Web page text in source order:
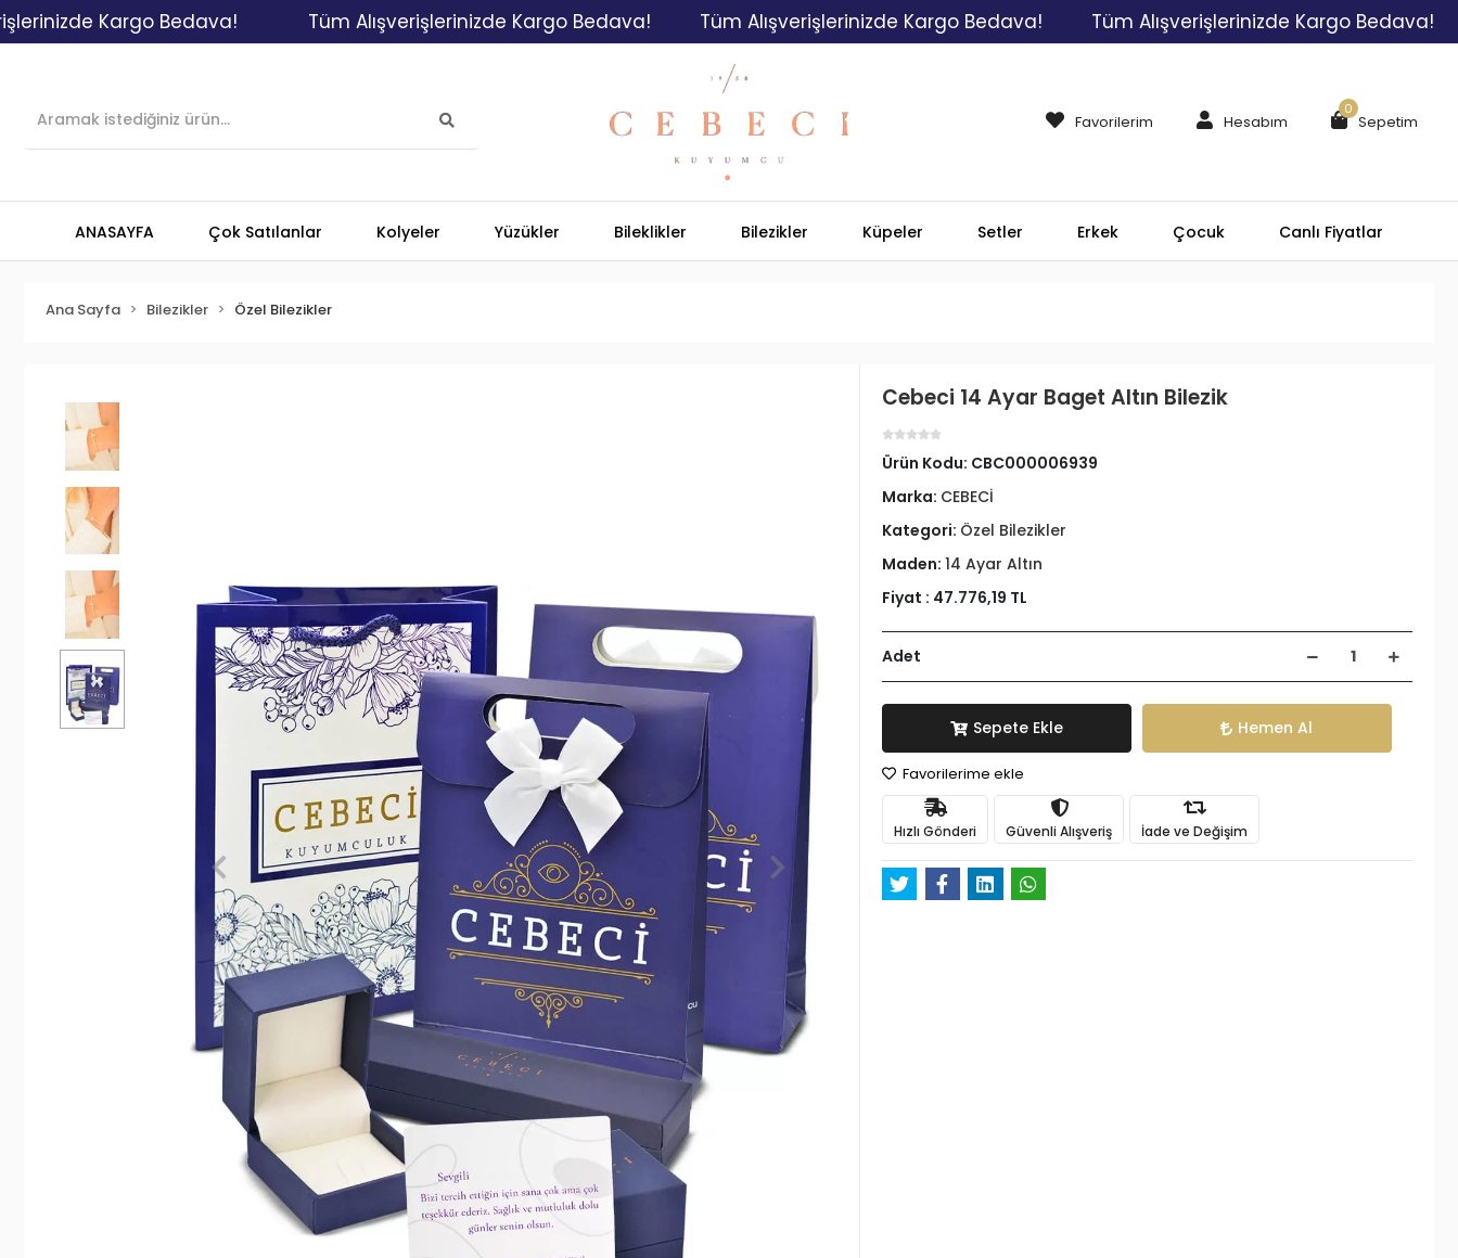
Kargo Bedava! Tüm Alışverişlerinizde Kargo Bedava! Tüm Alışverişlerinizde Kargo Bedava! Tüm Alışverişlerinizde Kargo Bedava!
Favorilerim Hesabım Sepetim
0
ANASAYFA Çok Satılanlar Kolyeler Yüzükler Bileklikler Bilezikler Küpeler Setler Erkek Çocuk Canlı Fiyatlar
Ana Sayfa Bilezikler Özel Bilezikler
Cebeci 14 Ayar Baget Altın Bilezik
Ürün Kodu: CBC000006939
Marka: CEBECİ
Kategori: Özel Bilezikler
Maden: 14 Ayar Altın
Fiyat : 47.776,19 TL
Adet
Sepete Ekle Hemen Al
Favorilerime ekle
Hızlı Gönderi Güvenli Alışveriş İade ve Değişim